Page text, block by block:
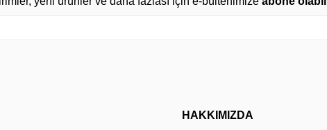
HAKKIMIZDA